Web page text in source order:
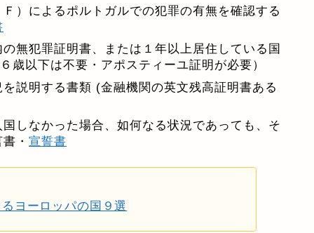
）によるポルトガルでの犯罪の有無を確認する
無犯罪証明書、または１年以上居住している国
歳以下は不要・アポスティーユ証明が必要）
説明する書類 (金融機関の英文残高証明書ある
しなかった場合、如何なる状況であっても、そ
・ 宣誓書
ヨーロッパの国９選